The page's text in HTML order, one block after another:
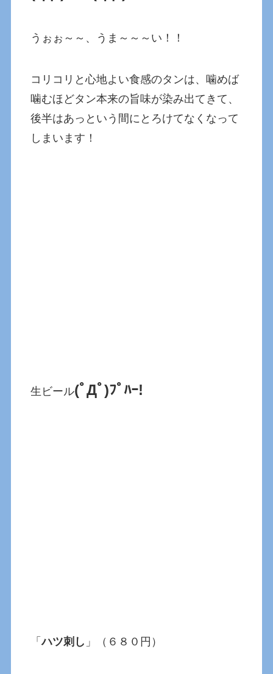
うぉぉ～～、うま～～～い！！
コリコリと心地よい食感のタンは、噛めば
噛むほどタン本来の旨味が染み出てきて、
後半はあっという間にとろけてなくなって
しまいます！
生ビール(ﾟДﾟ)ﾌﾟﾊｰ!
「ハツ刺し 」（６８０円）